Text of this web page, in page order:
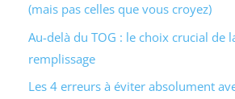
(mais pas celles que vous croyez)
Au-delà du TOG : le choix crucial de
remplissage
Les 4 erreurs à éviter absolument